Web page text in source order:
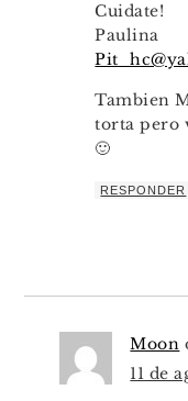
Cuidate!
Paulina
Tambien
torta pero
🙂
RESPONDER
Moon
11 de